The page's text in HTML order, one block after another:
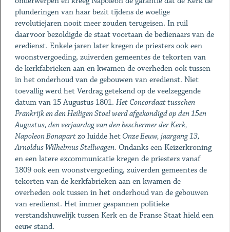
plunderingen van haar bezit tijdens de woelige
revolutiejaren nooit meer zouden terugeisen. In ruil
daarvoor bezoldigde de staat voortaan de bedienaars van de
eredienst. Enkele jaren later kregen de priesters ook een
woonstvergoeding, zuiverden gemeentes de tekorten van
de kerkfabrieken aan en kwamen de overheden ook tussen
in het onderhoud van de gebouwen van eredienst. Niet
toevallig werd het Verdrag getekend op de veelzeggende
datum van 15 Augustus 1801. Het Concordaat tusschen
Frankrijk en den Heiligen Stoel werd afgekondigd op den 15en
Augustus, den verjaardag van den beschermer der Kerk,
Napoleon Bonapartzo luidde hetOnze Eeuw, jaargang 13,
Arnoldus Wilhelmus Stellwagen. Ondanks een Keizerkroning
en een latere excommunicatie kregen de priesters vanaf
1809 ook een woonstvergoeding, zuiverden gemeentes de
tekorten van de kerkfabrieken aan en kwamen de
overheden ook tussen in het onderhoud van de gebouwen
van eredienst. Het immer gespannen politieke
verstandshuwelijk tussen Kerk en de Franse Staat hield een
eeuw stand.